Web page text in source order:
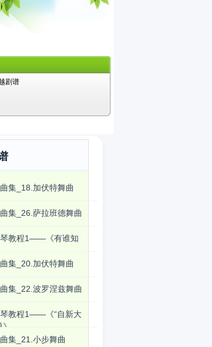
剧谱
集_18.加伏特舞曲
集_26.萨拉班德舞曲
琴教程1――《有谁知
集_20.加伏特舞曲
集_22.波罗涅兹舞曲
教程1――《“自新大
集_21.小步舞曲